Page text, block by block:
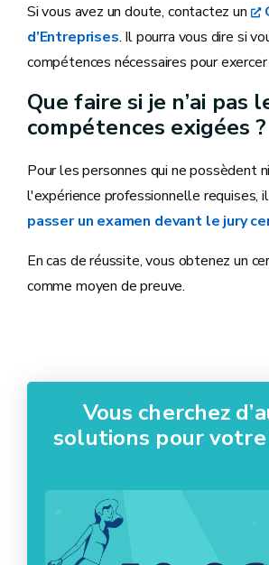
Si vous avez un doute, contactez un
d’Entreprises. Il pourra vous dire si
compétences nécessaires pour
Que faire si je n’ai pas
compétences exigées ?
Pour les personnes qui ne possèdent
l'expérience professionnelle requises,
passer un examen devant le jury
En cas de réussite, vous obtenez un
comme moyen de preuve.
Vous cherchez
solutions pour